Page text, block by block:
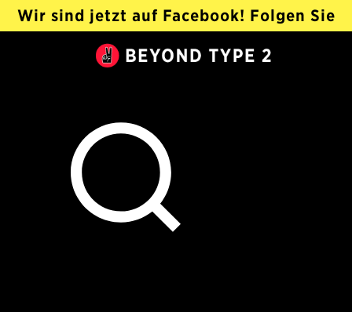
Wir sind jetzt auf Facebook! Folgen Sie
@Beyond Type 2 Auf Deutsch ›